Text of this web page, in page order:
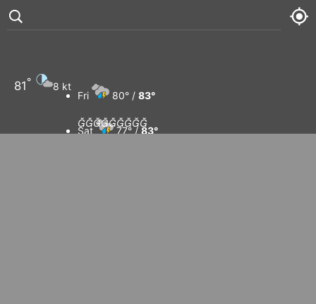
81° 8 kt
Fri 80° / 83°
Sat 77° / 83°
